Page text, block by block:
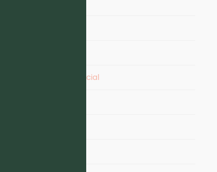
Inteligência Artificial